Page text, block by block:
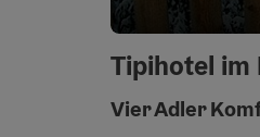
Tipihotel
Vier Adler